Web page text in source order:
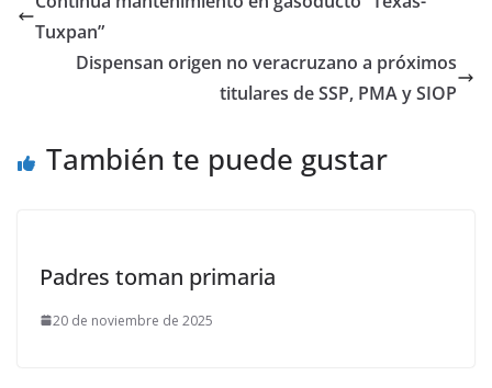
Tuxpan”
Dispensan origen no veracruzano a próximos
titulares de SSP, PMA y SIOP
También te puede gustar
Padres toman primaria
20 de noviembre de 2025